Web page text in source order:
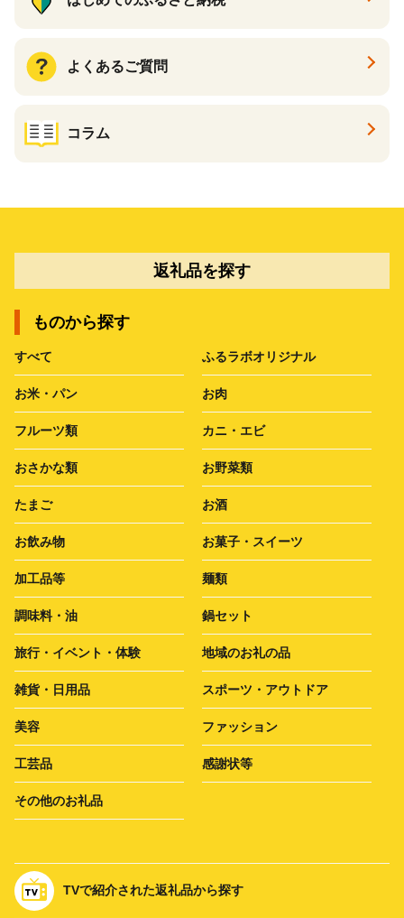
よくあるご質問
コラム
返礼品を探す
ものから探す
すべて ふるラボオリジナル
お米・パン お肉
フルーツ類 カニ・エビ
おさかな類 お野菜類
たまご お酒
お飲み物 お菓子・スイーツ
加工品等 麺類
調味料・油 鍋セット
旅行・イベント・体験 地域のお礼の品
雑貨・日用品 スポーツ・アウトドア
美容 ファッション
工芸品 感謝状等
その他のお礼品
TVで紹介された返礼品から探す